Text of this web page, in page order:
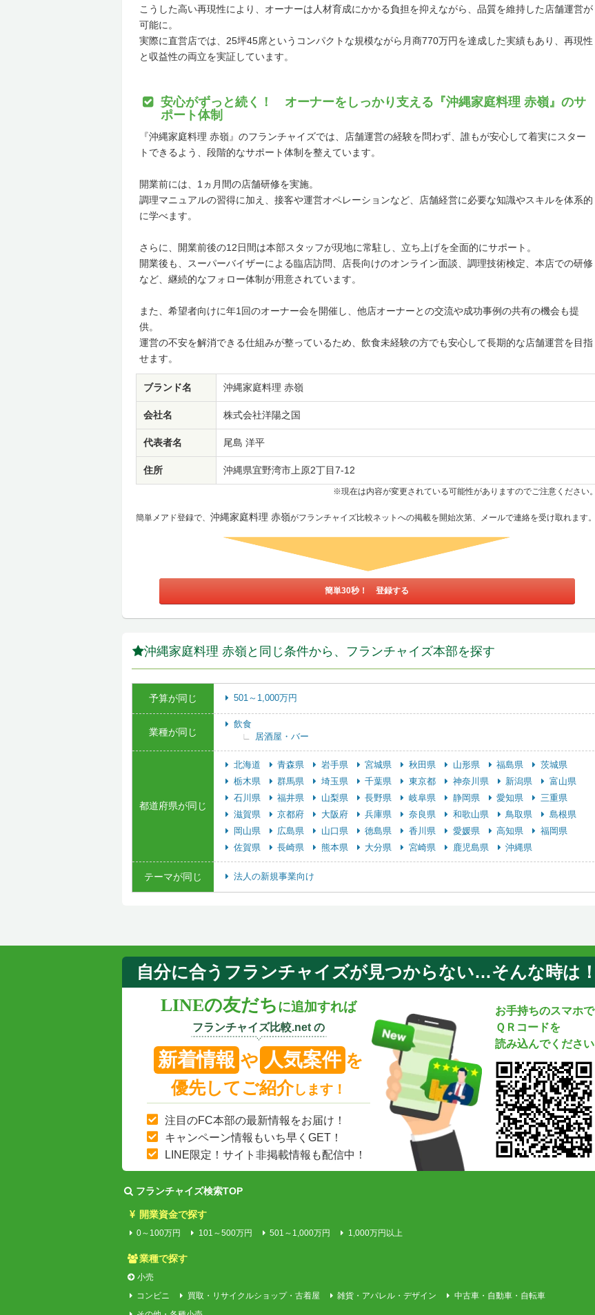
こうした高い再現性により、オーナーは人材育成にかかる負担を抑えながら、品質を維持した店舗運営が
可能に。
実際に直営店では、25坪45席というコンパクトな規模ながら月商770万円を達成した実績もあり、再現性
と収益性の両立を実証しています。
安心がずっと続く！ オーナーをしっかり支える『沖縄家庭料理 赤嶺』のサ
ポート体制
『沖縄家庭料理 赤嶺』のフランチャイズでは、店舗運営の経験を問わず、誰もが安心して着実にスター
トできるよう、段階的なサポート体制を整えています。
開業前には、1ヵ月間の店舗研修を実施。
調理マニュアルの習得に加え、接客や運営オペレーションなど、店舗経営に必要な知識やスキルを体系的
に学べます。
さらに、開業前後の12日間は本部スタッフが現地に常駐し、立ち上げを全面的にサポート。
開業後も、スーパーバイザーによる臨店訪問、店長向けのオンライン面談、調理技術検定、本店での研修
など、継続的なフォロー体制が用意されています。
また、希望者向けに年1回のオーナー会を開催し、他店オーナーとの交流や成功事例の共有の機会も提
供。
運営の不安を解消できる仕組みが整っているため、飲食未経験の方でも安心して長期的な店舗運営を目指
せます。
ブランド名 沖縄家庭料理 赤嶺
会社名 株式会社洋陽之国
代表者名 尾島 洋平
住所 沖縄県宜野湾市上原2丁目7-12
※現在は内容が変更されている可能性がありますのでご注意ください。
簡単メアド登録で、 沖縄家庭料理 赤嶺がフランチャイズ比較ネットへの掲載を開始次第、メールで連絡を受け取れます。
簡単30秒！ 登録する
沖縄家庭料理 赤嶺と同じ条件から、フランチャイズ本部を探す
予算が同じ 501～1,000万円
業種が同じ
飲食
居酒屋・バー
都道府県が同じ
北海道 青森県 岩手県 宮城県 秋田県 山形県 福島県
茨城県
栃木県
群馬県 埼玉県 千葉県 東京都 神奈川県 新潟県
富山県
石川県
福井県 山梨県 長野県 岐阜県 静岡県 愛知県
三重県
滋賀県
京都府 大阪府 兵庫県 奈良県 和歌山県 鳥取県
島根県
岡山県
広島県 山口県 徳島県 香川県 愛媛県 高知県
福岡県
佐賀県
長崎県 熊本県 大分県 宮崎県 鹿児島県 沖縄県
テーマが同じ 法人の新規事業向け
自分に合うフランチャイズが見つからない…そんな時は！
LINEの友だちに追加すれば
フランチャイズ比較.net の
新着情報 や 人気案件 を
優先してご紹介します！
注目のFC本部の最新情報をお届け！
キャンペーン情報もいち早くGET！
LINE限定！サイト非掲載情報も配信中！
お手持ちのスマホで
ＱＲコードを
読み込んでください
フランチャイズ検索TOP
開業資金で探す
0～100万円 101～500万円 501～1,000万円 1,000万円以上
業種で探す
小売
コンビニ
買取・リサイクルショップ・古着屋 雑貨・アパレル・デザイン
中古車・自動車・自転車